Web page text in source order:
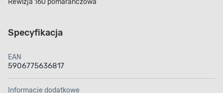
Rewizja 160 pomarańczowa
Specyfikacja
EAN
5906775636817
Informacje dodatkowe